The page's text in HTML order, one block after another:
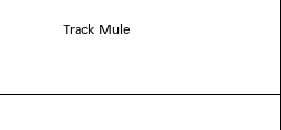
Track Mule